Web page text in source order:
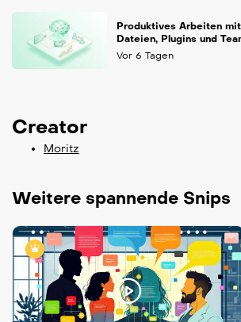
Produktives Arbeiten
Dateien, Plugins und
Vor 6 Tagen
Creator
Moritz
Weitere spannende Snips